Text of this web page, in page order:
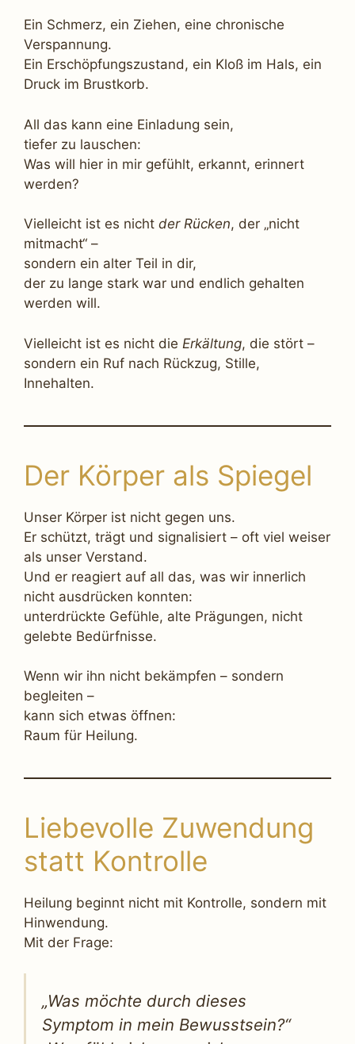
Ein Schmerz, ein Ziehen, eine chronische
Verspannung.
Ein Erschöpfungszustand, ein Kloß im Hals, ein
Druck im Brustkorb.
All das kann eine Einladung sein,
tiefer zu lauschen:
Was will hier in mir gefühlt, erkannt, erinnert
werden?
Vielleicht ist es nicht der Rücken, der „nicht
mitmacht“ –
sondern ein alter Teil in dir,
der zu lange stark war und endlich gehalten
werden will.
Vielleicht ist es nicht die Erkältung, die stört –
sondern ein Ruf nach Rückzug, Stille,
Innehalten.
Der Körper als Spiegel
Unser Körper ist nicht gegen uns.
Er schützt, trägt und signalisiert – oft viel weiser
als unser Verstand.
Und er reagiert auf all das, was wir innerlich
nicht ausdrücken konnten:
unterdrückte Gefühle, alte Prägungen, nicht
gelebte Bedürfnisse.
Wenn wir ihn nicht bekämpfen – sondern
begleiten –
kann sich etwas öffnen:
Raum für Heilung.
Liebevolle Zuwendung
statt Kontrolle
Heilung beginnt nicht mit Kontrolle, sondern mit
Hinwendung.
Mit der Frage:
„Was möchte durch dieses
Symptom in mein Bewusstsein?“